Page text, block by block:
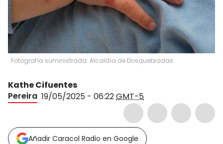
Fotografía suministrada: Alcaldía de Dosquebradas
Kathe Cifuentes
Pereira 19/05/2025 - 06:22GMT-5
Añadir Caracol Radio en Google